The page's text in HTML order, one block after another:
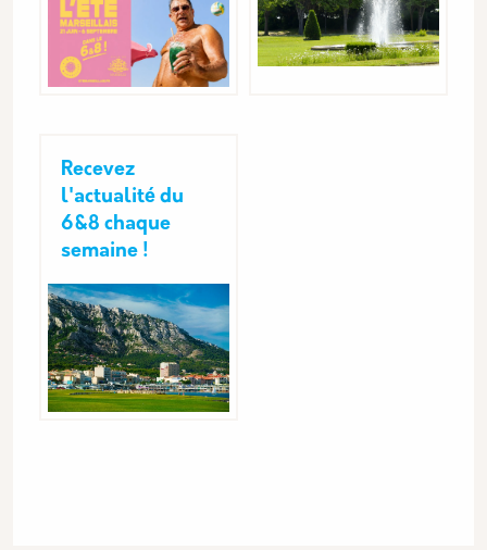
Recevez
l'actualité du
6&8 chaque
semaine !